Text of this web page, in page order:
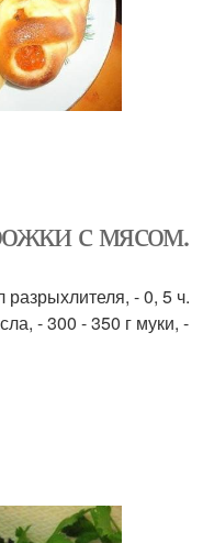
с мясом.
- 0, 5 ч.
- 300 - 350 г муки, -